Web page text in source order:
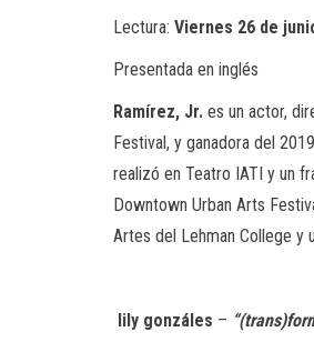
Lectura: Viernes 26 de
Presentada en inglés
Ramírez, Jr. es un actor,
Festival, y ganadora del
realizó en Teatro IATI y un
Downtown Urban Arts
Artes del Lehman College y
lily gonzáles –